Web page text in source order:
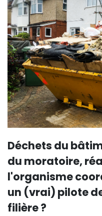
Déchets du
du moratoire,
l'organisme
un (vrai) pilote
filière ?